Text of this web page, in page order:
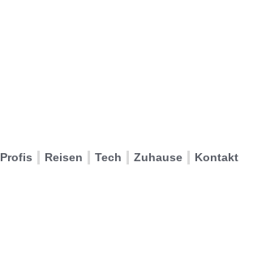
Profis Reisen Tech Zuhause Kontakt